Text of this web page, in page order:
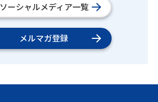
ソーシャルメディア一覧
メルマガ登録